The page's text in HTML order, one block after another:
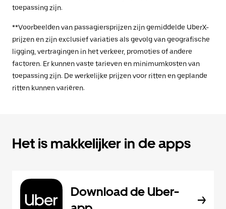
toepassing zijn.
**Voorbeelden van passagiersprijzen zijn gemiddelde UberX-
prijzen en zijn exclusief variaties als gevolg van geografische
ligging, vertragingen in het verkeer, promoties of andere
factoren. Er kunnen vaste tarieven en minimumkosten van
toepassing zijn. De werkelijke prijzen voor ritten en geplande
ritten kunnen variëren.
Het is makkelijker in de apps
Download de Uber-